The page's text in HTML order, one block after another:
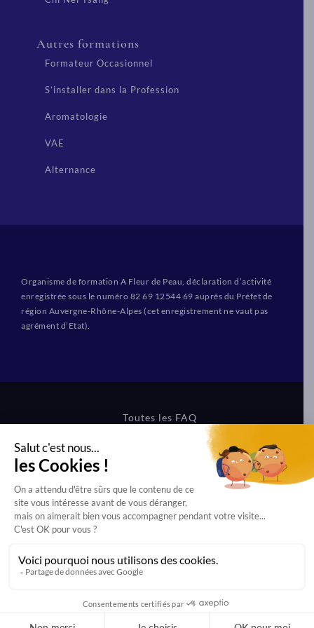
Autres formations
Formateur Occasionnel
S’installer dans la Profession
Aromatologie
VAE
Alternance
Organisme de formation A Fleur de Peau, déclaration d’activité
enregistrée sous le numéro 82 69 12544 69 auprès du Préfet de
région Auvergne-Rhône-Alpes (cet enregistrement ne vaut pas
agrément d’Etat).
Toutes les FAQ
Mentions légales
Dernière mise à jour effectuée le 31/07/2026 à 15h27